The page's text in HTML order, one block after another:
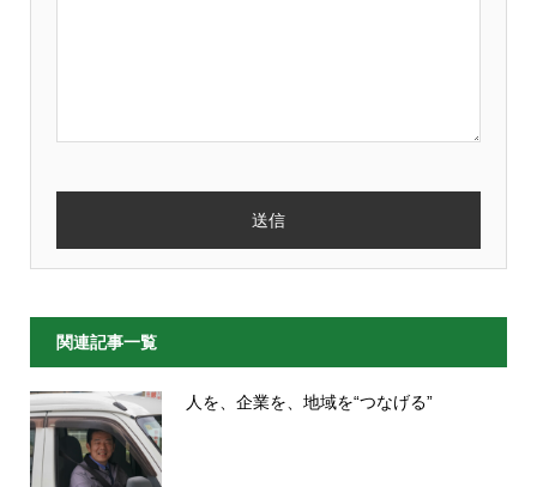
関連記事一覧
人を、企業を、地域を“つなげる”